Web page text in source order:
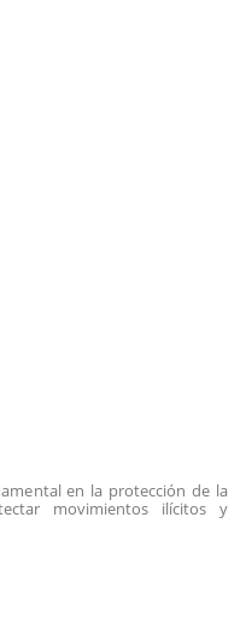
en la protección de la
movimientos ilícitos y